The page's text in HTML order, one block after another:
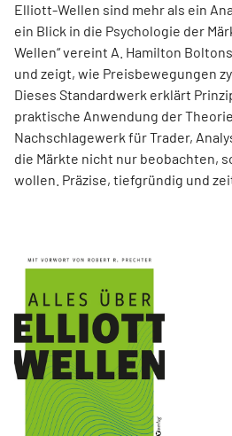
Elliott-Wellen sind mehr als ein
ein Blick in die Psychologie der
Wellen“ vereint A. Hamilton
und zeigt, wie Preisbewegungen
Dieses Standardwerk erklärt
praktische Anwendung der
Nachschlagewerk für Trader,
die Märkte nicht nur beobachten,
wollen. Präzise, tiefgründig und